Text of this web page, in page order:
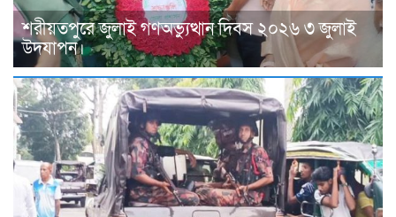
শরীয়তপুরে জুলাই গণঅভ্যুত্থান দিবস ২০২৬ ৩ জুলাই
উদযাপন।